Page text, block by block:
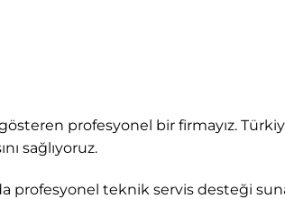
profesyonel bir firmayız.
sağlıyoruz.
profesyonel teknik servis desteği